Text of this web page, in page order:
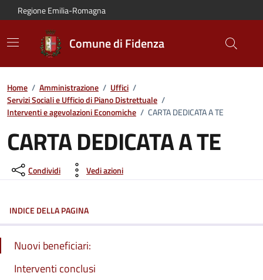
Vai al contenuto principale
Vai alla navigazione del sito
Vai al piede di pagina
Regione Emilia-Romagna
Comune di Fidenza
Home / Amministrazione / Uffici /
Servizi Sociali e Ufficio di Piano Distrettuale /
Interventi e agevolazioni Economiche / CARTA DEDICATA A TE
CARTA DEDICATA A TE
Condividi Vedi azioni
INDICE DELLA PAGINA
Nuovi beneficiari:
Interventi conclusi